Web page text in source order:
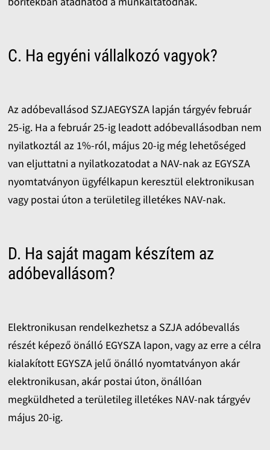
C. Ha egyéni vállalkozó vagyok?
Az adóbevallásod SZJAEGYSZA lapján tárgyév február
25-ig. Ha a február 25-ig leadott adóbevallásodban nem
nyilatkoztál az 1%-ról, május 20-ig még lehetőséged
van eljuttatni a nyilatkozatodat a NAV-nak az EGYSZA
nyomtatványon ügyfélkapun keresztül elektronikusan
vagy postai úton a területileg illetékes NAV-nak.
D. Ha saját magam készítem az
adóbevallásom?
Elektronikusan rendelkezhetsz a SZJA adóbevallás
részét képező önálló EGYSZA lapon, vagy az erre a célra
kialakított EGYSZA jelű önálló nyomtatványon akár
elektronikusan, akár postai úton, önállóan
megküldheted a területileg illetékes NAV-nak tárgyév
május 20-ig.